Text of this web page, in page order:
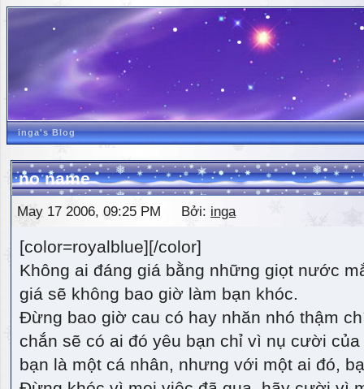
inga's Blog
no name
May 17 2006, 09:25 PM Bởi: inga
[color=royalblue][/color]
Không ai đáng giá bằng những giọt nước
giá sẽ không bao giờ làm bạn khóc.
Đừng bao giờ cau có hay nhăn nhó thậm
chắn sẽ có ai đó yêu bạn chỉ vì nụ cười
bạn là một cá nhân, nhưng với một ai đó,